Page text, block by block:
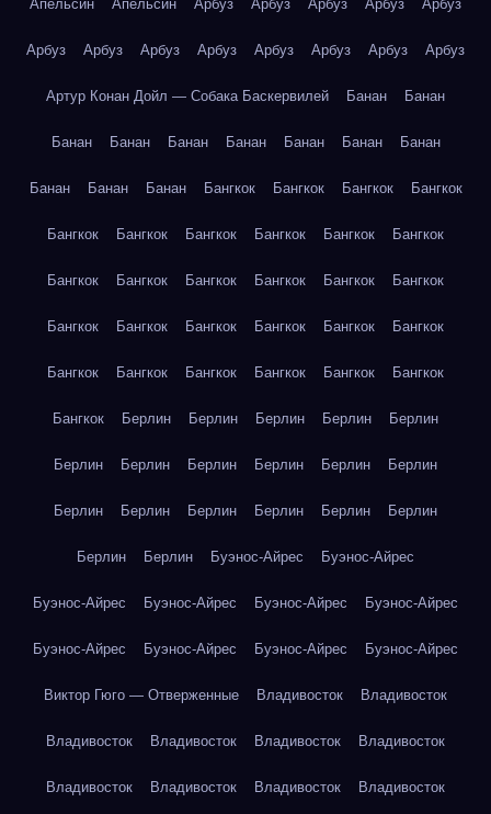
Апельсин Апельсин Арбуз Арбуз Арбуз Арбуз Арбуз
Арбуз Арбуз Арбуз Арбуз Арбуз Арбуз Арбуз Арбуз
Артур Конан Дойл — Собака Баскервилей Банан Банан
Банан Банан Банан Банан Банан Банан Банан
Банан Банан Банан Бангкок Бангкок Бангкок Бангкок
Бангкок Бангкок Бангкок Бангкок Бангкок Бангкок
Бангкок Бангкок Бангкок Бангкок Бангкок Бангкок
Бангкок Бангкок Бангкок Бангкок Бангкок Бангкок
Бангкок Бангкок Бангкок Бангкок Бангкок Бангкок
Бангкок Берлин Берлин Берлин Берлин Берлин
Берлин Берлин Берлин Берлин Берлин Берлин
Берлин Берлин Берлин Берлин Берлин Берлин
Берлин Берлин Буэнос-Айрес Буэнос-Айрес
Буэнос-Айрес Буэнос-Айрес Буэнос-Айрес Буэнос-Айрес
Буэнос-Айрес Буэнос-Айрес Буэнос-Айрес Буэнос-Айрес
Виктор Гюго — Отверженные Владивосток Владивосток
Владивосток Владивосток Владивосток Владивосток
Владивосток Владивосток Владивосток Владивосток